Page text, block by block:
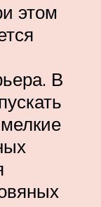
этом
В